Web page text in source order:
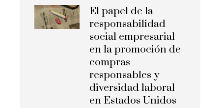
El papel de la
responsabilidad
social empresarial
en la promoción de
compras
responsables y
diversidad laboral
en Estados Unidos